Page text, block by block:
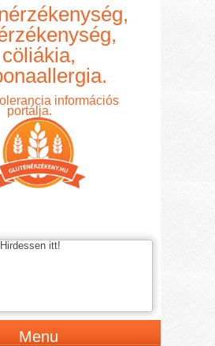
cöliákia,
információs
portálja.
Hirdessen itt!
Menu